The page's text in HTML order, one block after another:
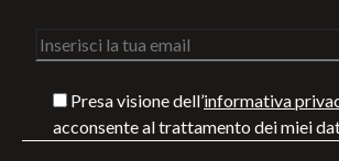
TRA LA VIA
FRANCIGENA E IL
Presa visione dell’informativa
acconsente al trattamento dei miei